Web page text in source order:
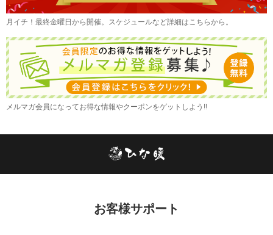
月イチ！最終金曜日から開催。スケジュールなど詳細はこちらから。
メルマガ会員になってお得な情報やクーポンをゲットしよう!!
お客様サポート